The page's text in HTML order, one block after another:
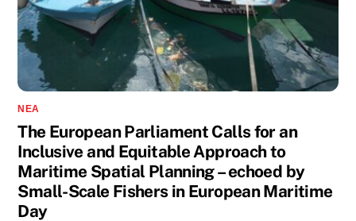
ΝΈΑ
The European Parliament Calls for an
Inclusive and Equitable Approach to
Maritime Spatial Planning – echoed by
Small-Scale Fishers in European Maritime
Day